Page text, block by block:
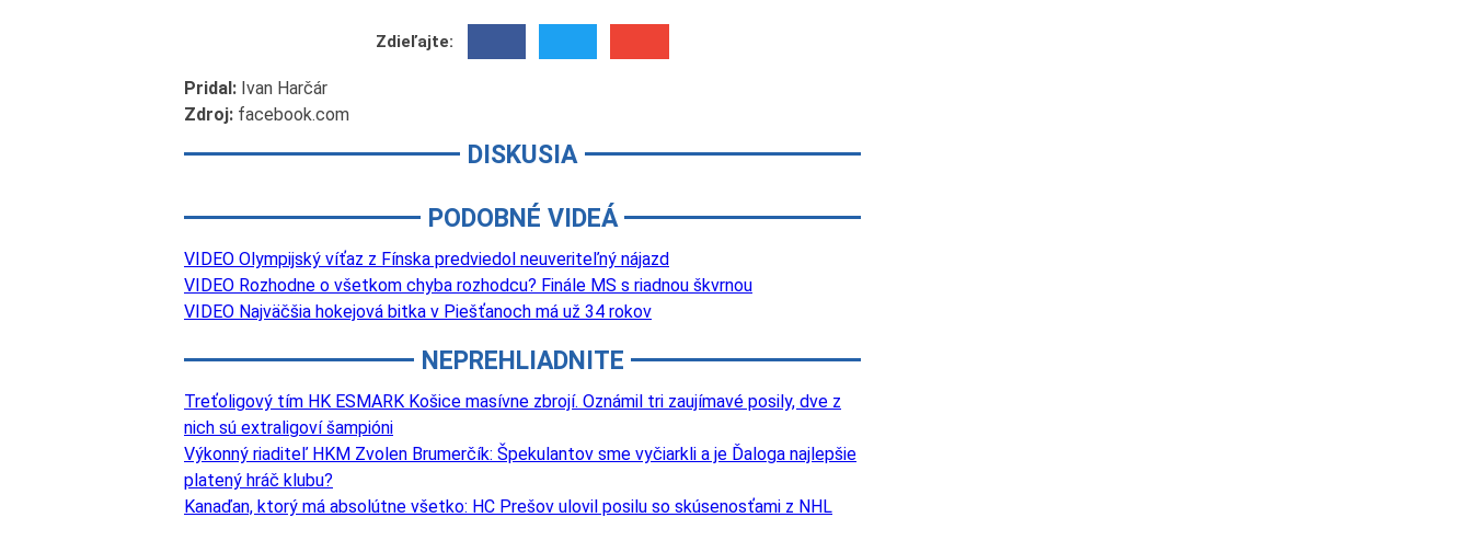
Zdieľajte:
Pridal: Ivan Harčár
Zdroj: facebook.com
DISKUSIA
PODOBNÉ VIDEÁ
VIDEO Olympijský víťaz z Fínska predviedol neuveriteľný nájazd
VIDEO Rozhodne o všetkom chyba rozhodcu? Finále MS s riadnou škvrnou
VIDEO Najväčšia hokejová bitka v Piešťanoch má už 34 rokov
NEPREHLIADNITE
Treťoligový tím HK ESMARK Košice masívne zbrojí. Oznámil tri zaujímavé posily, dve z
nich sú extraligoví šampióni
Výkonný riaditeľ HKM Zvolen Brumerčík: Špekulantov sme vyčiarkli a je Ďaloga najlepšie
platený hráč klubu?
Kanaďan, ktorý má absolútne všetko: HC Prešov ulovil posilu so skúsenosťami z NHL